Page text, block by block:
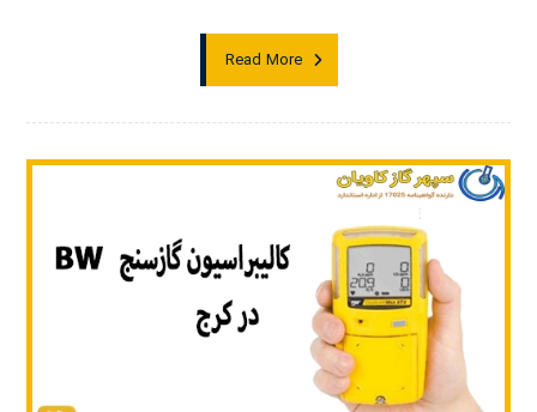
Read More